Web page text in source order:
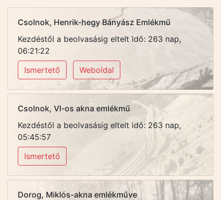
Csolnok, Henrik-hegy Bányász Emlékmű
Kezdéstől a beolvasásig eltelt idő: 263 nap,
06:21:22
Ismertető
Weboldal
Csolnok, VI-os akna emlékmű
Kezdéstől a beolvasásig eltelt idő: 263 nap,
05:45:57
Ismertető
Dorog, Miklós-akna emlékműve